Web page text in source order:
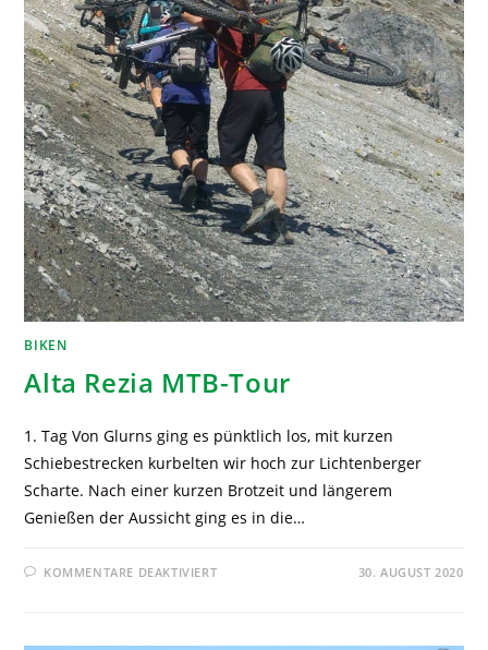
BIKEN
Alta Rezia MTB-Tour
1. Tag Von Glurns ging es pünktlich los, mit kurzen
Schiebestrecken kurbelten wir hoch zur Lichtenberger
Scharte. Nach einer kurzen Brotzeit und längerem
Genießen der Aussicht ging es in die…
KOMMENTARE DEAKTIVIERT 30. AUGUST 2020